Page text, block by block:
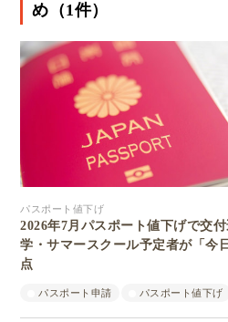
め（1件）
パスポート値下げ
2026年7月パスポート値下げで交
学・サマースクール予定者が「今
点
パスポート申請 パスポート値下げ